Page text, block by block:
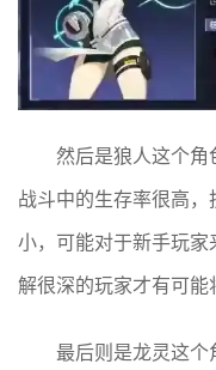
然后是狼人这个
战斗中的生存率很高
小，可能对于新手玩
解很深的玩家才有可能
最后则是龙灵这个